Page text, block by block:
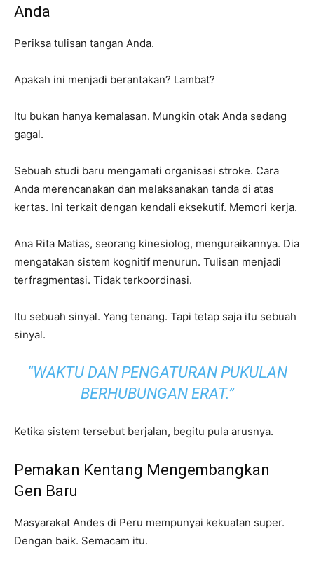
Anda
Periksa tulisan tangan Anda.
Apakah ini menjadi berantakan? Lambat?
Itu bukan hanya kemalasan. Mungkin otak Anda sedang
gagal.
Sebuah studi baru mengamati organisasi stroke. Cara
Anda merencanakan dan melaksanakan tanda di atas
kertas. Ini terkait dengan kendali eksekutif. Memori kerja.
Ana Rita Matias, seorang kinesiolog, menguraikannya. Dia
mengatakan sistem kognitif menurun. Tulisan menjadi
terfragmentasi. Tidak terkoordinasi.
Itu sebuah sinyal. Yang tenang. Tapi tetap saja itu sebuah
sinyal.
“WAKTU DAN PENGATURAN PUKULAN
BERHUBUNGAN ERAT.”
Ketika sistem tersebut berjalan, begitu pula arusnya.
Pemakan Kentang Mengembangkan
Gen Baru
Masyarakat Andes di Peru mempunyai kekuatan super.
Dengan baik. Semacam itu.